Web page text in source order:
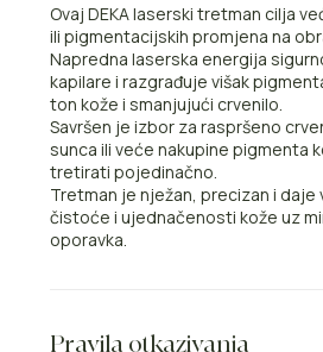
Ovaj DEKA laserski tretman cilja
ili pigmentacijskih promjena na
Napredna laserska energija
kapilare i razgrađuje višak
ton kože i smanjujući crvenilo.
Savršen je izbor za raspršeno
sunca ili veće nakupine pigmenta
tretirati pojedinačno.
Tretman je nježan, precizan i
čistoće i ujednačenosti kože uz
oporavka.
Pravila otkazivanja